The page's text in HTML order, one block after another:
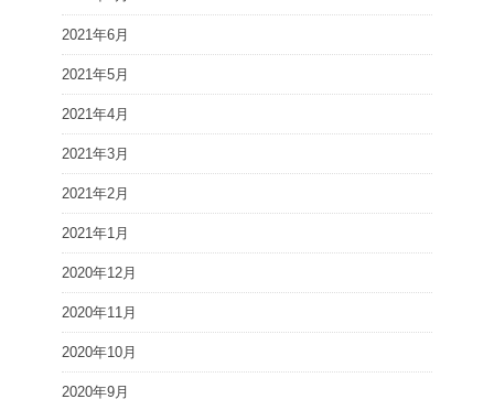
2021年6月
2021年5月
2021年4月
2021年3月
2021年2月
2021年1月
2020年12月
2020年11月
2020年10月
2020年9月